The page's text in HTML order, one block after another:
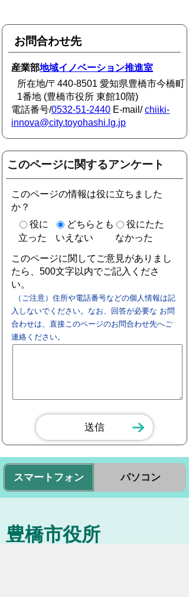
お問合わせ先
産業部地域イノベーション推進室
所在地/〒440-8501 愛知県豊橋市今橋町
1番地 (豊橋市役所 東館10階)
電話番号/0532-51-2440 E-mail/chiiki-
innova@city.toyohashi.lg.jp
このページに関するアンケート
このページの情報は役に立ちました
か？
役に
立った
どちらとも
いえない
役にたた
なかった
このページに関してご意見がありまし
たら、500文字以内でご記入くださ
い。
（ご注意）住所や電話番号などの個人情報は記
入しないでください。なお、回答が必要な お問
合わせは、直接このページのお問合わせ先へご
連絡ください。
スマートフォン パソコン
豊橋市役所